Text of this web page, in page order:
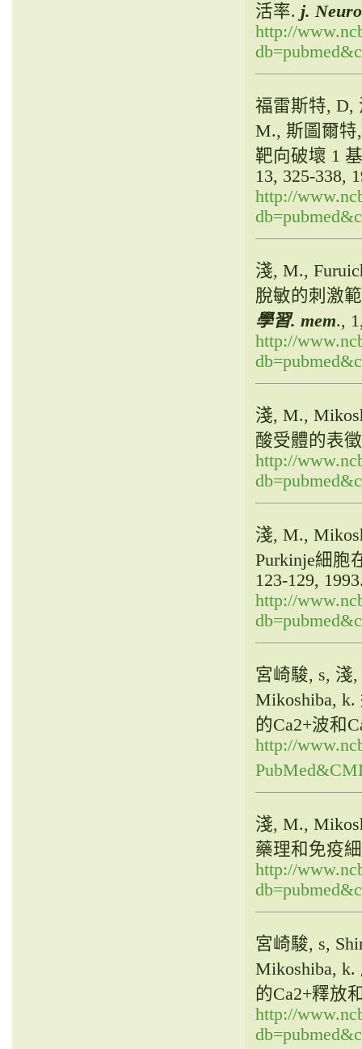
活率. j.
http://
福雷斯特, D,
M., 斯圖爾特
靶向破壞 1
13, 325-338,
http://
淺, M.,
脫敏的刺激
學習. mem.,
http://
淺, M.,
酸受體的表
http://
淺, M.,
Purkinje細胞
123-129,
http://
宮崎駿, s, 淺
Mikoshiba,
的Ca2+波和
http://
淺, M.,
藥理和免疫
http://
宮崎駿, s,
Mikoshiba,
的Ca2+釋放
http://